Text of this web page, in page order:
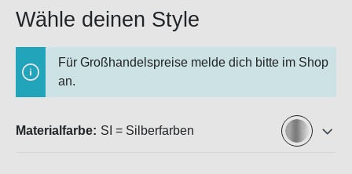
Wähle deinen Style
Für Großhandelspreise melde dich bitte im Shop
an.
Materialfarbe: SI = Silberfarben